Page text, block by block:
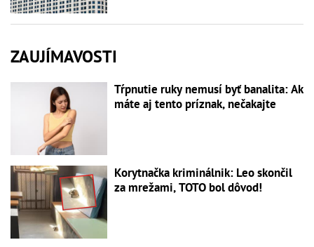
ZAUJÍMAVOSTI
Tŕpnutie ruky nemusí byť banalita: Ak
máte aj tento príznak, nečakajte
Korytnačka kriminálnik: Leo skončil
za mrežami, TOTO bol dôvod!